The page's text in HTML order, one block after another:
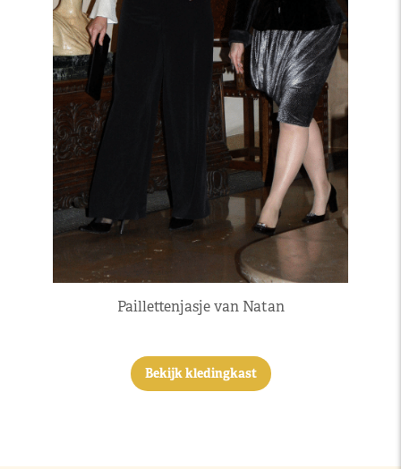
Paillettenjasje van Natan
Bekijk kledingkast